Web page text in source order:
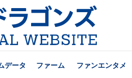
データ ファーム ファンエンタメ